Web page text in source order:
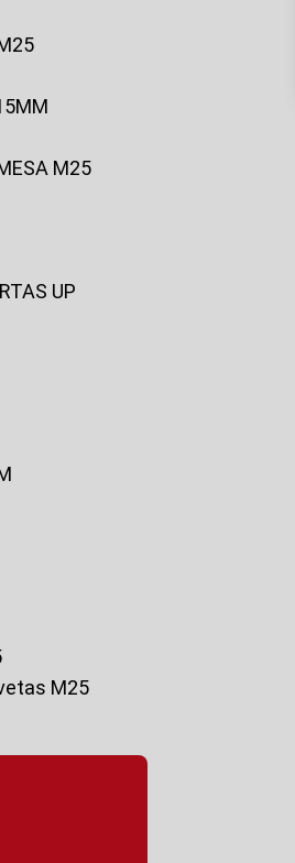
M25
UP
M25